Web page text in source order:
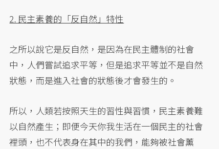
2. 民主素養的「反自然」特性
之所以說它是反自然，是因為在民主體制的社會
中，人們嘗試追求平等，但是追求平等並不是自然
狀態，而是進入社會的狀態後才會發生的。
所以，人類若按照天生的習性與習慣，民主素養難
以自然產生；即便今天你我生活在一個民主的社會
裡頭，也不代表身在其中的我們，能夠被社會薰